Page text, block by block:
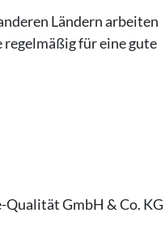
Ländern arbeiten
für eine gute
GmbH & Co. KG